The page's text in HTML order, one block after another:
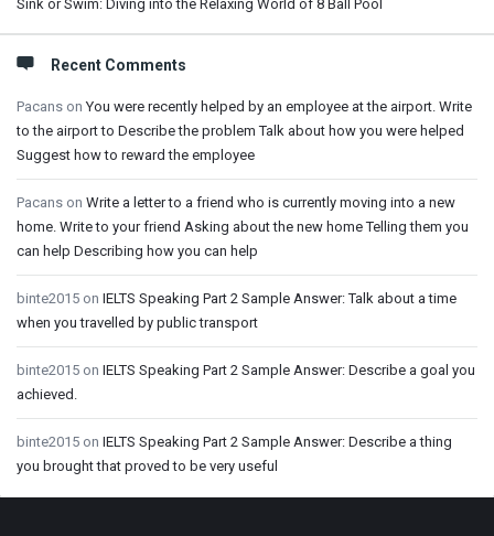
Sink or Swim: Diving into the Relaxing World of 8 Ball Pool
Recent Comments
Pacans onYou were recently helped by an employee at the airport. Write
to the airport to Describe the problem Talk about how you were helped
Suggest how to reward the employee
Pacans on Write a letter to a friend who is currently moving into a new
home. Write to your friend Asking about the new home Telling them you
can help Describing how you can help
binte2015 on IELTS Speaking Part 2 Sample Answer: Talk about a time
when you travelled by public transport
binte2015 on IELTS Speaking Part 2 Sample Answer: Describe a goal you
achieved.
binte2015 on IELTS Speaking Part 2 Sample Answer: Describe a thing
you brought that proved to be very useful